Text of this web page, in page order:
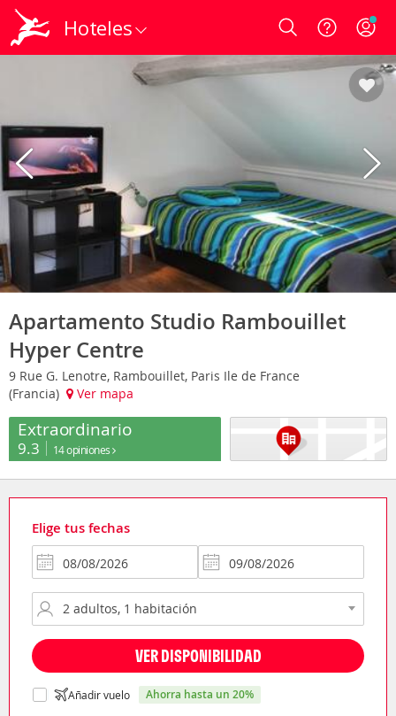
Hoteles Login
Apartamento Studio Rambouillet
Hyper Centre
9 Rue G. Lenotre, Rambouillet, Paris Ile de France
(Francia)
Ver mapa
Extraordinario
9.3 14 opiniones
Elige tus fechas
VER DISPONIBILIDAD
Añadir vuelo ahorra hasta un 20%